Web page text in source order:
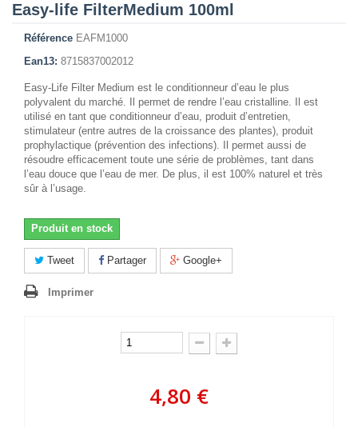
Easy-life FilterMedium 100ml
Référence EAFM1000
Ean13: 8715837002012
Easy-Life Filter Medium est le conditionneur d’eau le plus
polyvalent du marché. Il permet de rendre l’eau cristalline. Il est
utilisé en tant que conditionneur d’eau, produit d’entretien,
stimulateur (entre autres de la croissance des plantes), produit
prophylactique (prévention des infections). Il permet aussi de
résoudre efficacement toute une série de problèmes, tant dans
l’eau douce que l’eau de mer. De plus, il est 100% naturel et très
sûr à l’usage.
Produit en stock
Tweet Partager Google+
Imprimer
4,80 €